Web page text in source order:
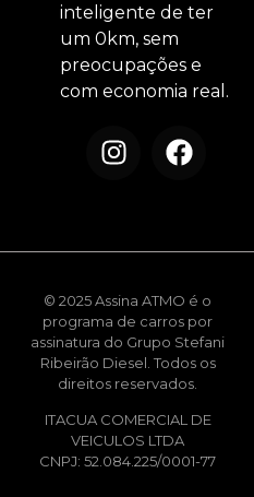
inteligente de ter
um 0km, sem
preocupações e
com economia real.
© 2025 Assina ATMO é o
programa de carros por
assinatura do Grupo Stefani
Ribeirão Diesel. Todos os
direitos reservados.
ITACUA COMERCIAL DE
VEICULOS LTDA
CNPJ: 52.084.225/0001-77